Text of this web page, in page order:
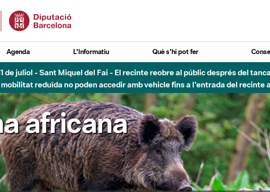
Agenda L'Informatiu Què s'hi pot fer
de juliol - Sant Miquel del Fai - El recinte reobre al públic després del
reduïda no poden accedir amb vehicle fins a l'entrada del recinte
africana